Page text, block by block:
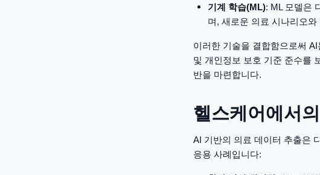
기계 학습(ML): ML 모델은
며, 새로운 의료 시나리오
이러한 기술을 결합함으로써
및 개인정보 보호 기준 준수를
반을 마련합니다.
헬스케어에서
AI 기반의 의료 데이터 추출은
응용 사례입니다: